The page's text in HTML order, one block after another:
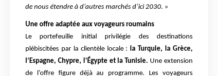
de nous étendre à d’autres marchés d’ici 2030. »
Une offre adaptée aux voyageurs roumains
Le portefeuille initial privilégie des destinations
plébiscitées par la clientèle locale : la Turquie, la Grèce,
l’Espagne, Chypre, l’Égypte et la Tunisie. Une extension
de l’offre figure déjà au programme. Les voyageurs